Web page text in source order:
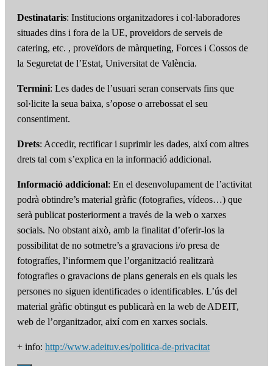
Destinataris: Institucions organitzadores i col·laboradores
situades dins i fora de la UE, proveïdors de serveis de
catering, etc. , proveïdors de màrqueting, Forces i Cossos de
la Seguretat de l’Estat, Universitat de València.
Termini: Les dades de l’usuari seran conservats fins que
sol·licite la seua baixa, s’opose o arrebossat el seu
consentiment.
Drets: Accedir, rectificar i suprimir les dades, així com altres
drets tal com s’explica en la informació addicional.
Informació addicional: En el desenvolupament de l’activitat
podrà obtindre’s material gràfic (fotografies, vídeos…) que
serà publicat posteriorment a través de la web o xarxes
socials. No obstant això, amb la finalitat d’oferir-los la
possibilitat de no sotmetre’s a gravacions i/o presa de
fotografíes, l’informem que l’organització realitzarà
fotografies o gravacions de plans generals en els quals les
persones no siguen identificades o identificables. L’ús del
material gràfic obtingut es publicarà en la web de ADEIT,
web de l’organitzador, així com en xarxes socials.
+ info: http://www.adeituv.es/politica-de-privacitat